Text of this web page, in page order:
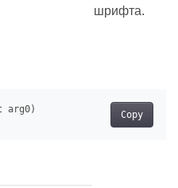
шрифта.
Copy